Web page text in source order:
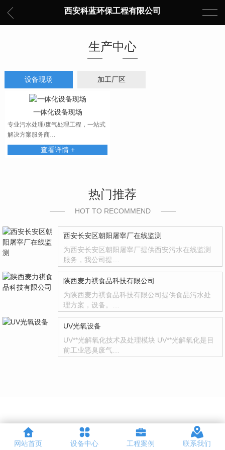
西安科蓝环保工程有限公司
生产中心
设备现场 加工厂区
一体化设备现场
专业污水处理/废气处理工程，一站式
解决方案服务商…
查看详情 +
热门推荐
HOT TO RECOMMEND
西安长安区朝阳屠宰厂在线监测
为西安长安区朝阳屠宰厂提供西安污水在线监测
服务，我公司提…
陕西麦力祺食品科技有限公司
为陕西麦力祺食品科技有限公司提供食品污水处
理方案，设备。…
UV光氧设备
UV**光解氧化技术及处理模块 UV**光解氧化是目
前工业恶臭废气…
网站首页 设备中心 工程案例 联系我们